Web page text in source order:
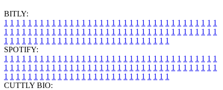
BITLY:
1 1 1 1 1 1 1 1 1 1 1 1 1 1 1 1 1 1 1 1 1 1 1 1 1 1 1 1 1 1 1 1 1 1 1 1
1 1 1 1 1 1 1 1 1 1 1 1 1 1 1 1 1 1 1 1 1 1 1 1 1 1 1 1 1 1 1 1 1 1 1 1
1 1 1 1 1 1 1 1 1 1 1 1 1 1 1 1 1 1 1 1 1 1 1 1 1 1 1 1
SPOTIFY:
1 1 1 1 1 1 1 1 1 1 1 1 1 1 1 1 1 1 1 1 1 1 1 1 1 1 1 1 1 1 1 1 1 1 1 1
1 1 1 1 1 1 1 1 1 1 1 1 1 1 1 1 1 1 1 1 1 1 1 1 1 1 1 1 1 1 1 1 1 1 1 1
1 1 1 1 1 1 1 1 1 1 1 1 1 1 1 1 1 1 1 1 1 1 1 1 1 1 1 1
CUTTLY BIO: